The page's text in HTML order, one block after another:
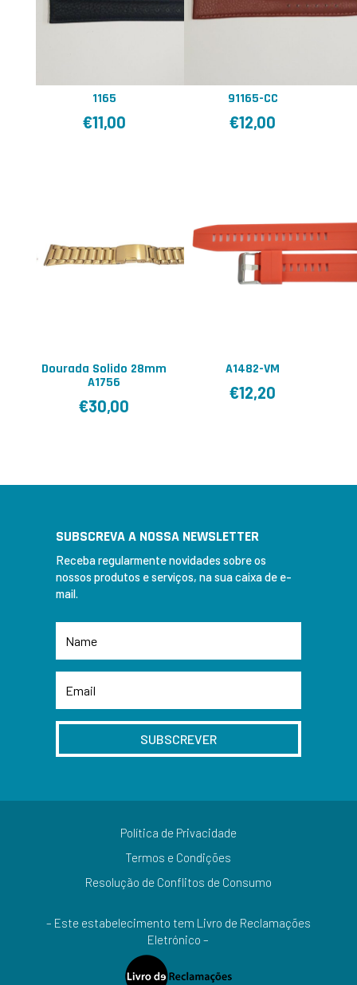
1165
€11,00
91165-CC
€12,00
Dourada Solido 28mm
A1756
€30,00
A1482-VM
€12,20
SUBSCREVA A NOSSA NEWSLETTER
Receba regularmente novidades sobre os
nossos produtos e serviços, na sua caixa de e-
mail.
SUBSCREVER
Política de Privacidade
Termos e Condições
Resolução de Conflitos de Consumo
– Este estabelecimento tem Livro de Reclamações
Eletrónico –